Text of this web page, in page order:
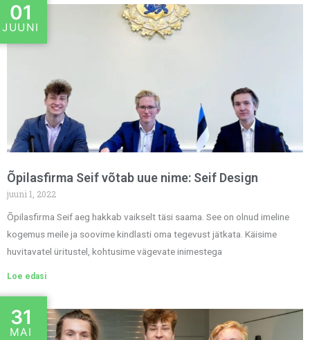
01
JUUNI
Õpilasfirma Seif võtab uue nime: Seif Design
juuni 1, 2022
Õpilasfirma Seif aeg hakkab vaikselt täsi saama. See on olnud imeline
kogemus meile ja soovime kindlasti oma tegevust jätkata. Käisime
huvitavatel üritustel, kohtusime vägevate inimestega
Loe edasi
31
MAI